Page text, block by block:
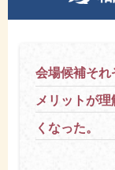
会場候補それ
メリットが
くなった。